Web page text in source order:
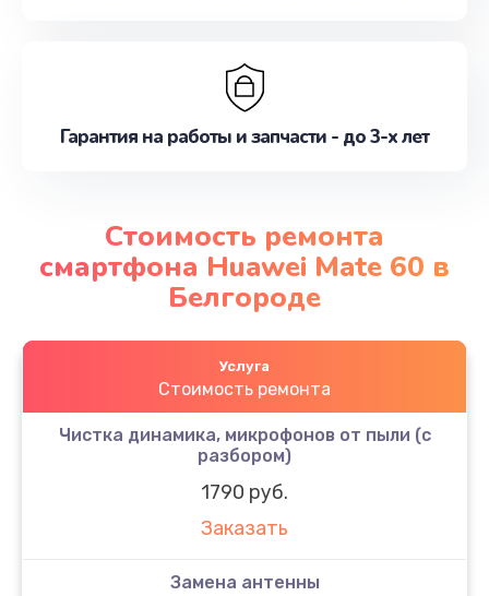
Гарантия на работы и запчасти - до 3-х лет
Стоимость ремонта
смартфона Huawei Mate 60 в
Белгороде
Услуга
Стоимость ремонта
Чистка динамика, микрофонов от пыли (с
разбором)
1790 руб.
Заказать
Замена антенны